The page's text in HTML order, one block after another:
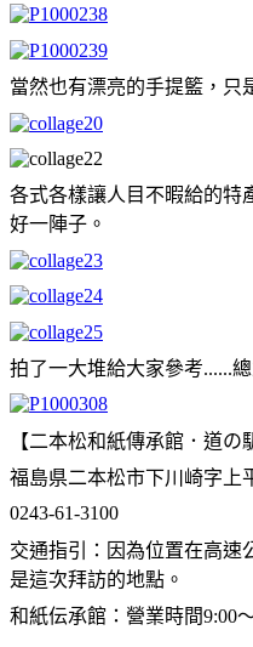
當然也有漂亮的手提籃，只
各式各樣讓人目不暇給的特
好一陣子。
拍了一大堆給大家參考......
【二本松和紙傳承館．道の
福島県二本松市下川崎字上
0243-61-3100
交通指引：因為位置在高速
是這次拜訪的地點。
和紙伝承館：營業時間9:00